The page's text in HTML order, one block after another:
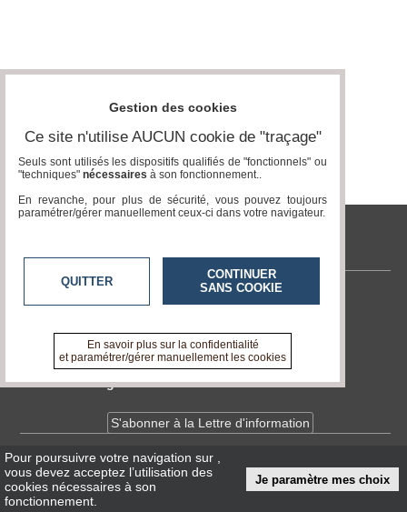
Gazette
Médias
groupe
Blogs
Prémium
annuaire
Accès
tvlocale.fr
Contactez-nous
A propos de tvlocale.fr
Devenir délégué
S'abonner à la Lettre d'information
InfosCNIL/RGPD
Conditions Générales d'Utilisation
Pour poursuivre votre navigation sur
vous devez acceptez l’utilisation des
cookies nécessaires à son
fonctionnement.
Je paramètre mes choix
Gestion des cookies
Ce site n'utilise AUCUN cookie de "traçage"
Seuls sont utilisés les dispositifs qualifiés de "fonctionnels" ou
"techniques" nécessaires à son fonctionnement..
En revanche, pour plus de sécurité, vous pouvez toujours
paramétrer/gérer manuellement ceux-ci dans votre navigateur.
QUITTER
CONTINUER
SANS COOKIE
En savoir plus sur la confidentialité
et paramétrer/gérer manuellement les cookies